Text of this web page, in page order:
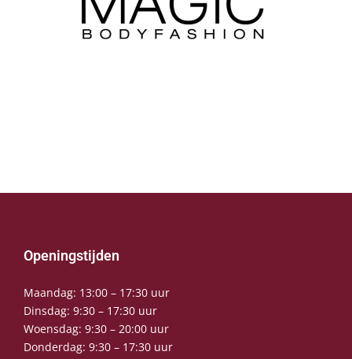
Openingstijden
Maandag: 13:00 – 17:30 uur
Dinsdag: 9:30 – 17:30 uur
Woensdag: 9:30 – 20:00 uur
Donderdag: 9:30 – 17:30 uur